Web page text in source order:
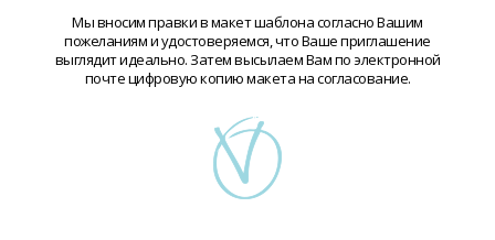
Мы вносим правки в макет шаблона согласно Вашим
пожеланиям и удостоверяемся, что Ваше приглашение
выглядит идеально. Затем высылаем Вам по электронной
почте цифровую копию макета на согласование.